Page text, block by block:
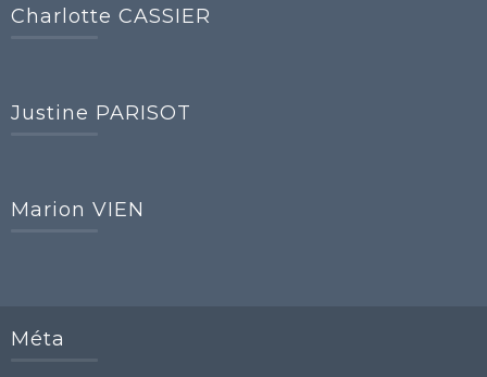
Charlotte CASSIER
Justine PARISOT
Marion VIEN
Méta